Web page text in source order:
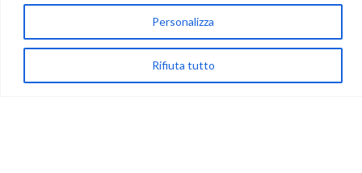
Personalizza
Rifiuta tutto
83024 Monteforte Irpino (AV)
WhatsApp